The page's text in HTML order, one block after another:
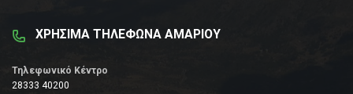
ΧΡΗΣΙΜΑ ΤΗΛΕΦΩΝΑ ΑΜΑΡΙΟΥ
Τηλεφωνικό Κέντρο
28333 40200